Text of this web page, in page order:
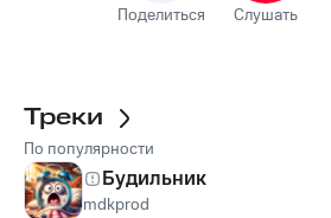
Поделиться Слушать
Треки
По популярности
Будильник
mdkprod